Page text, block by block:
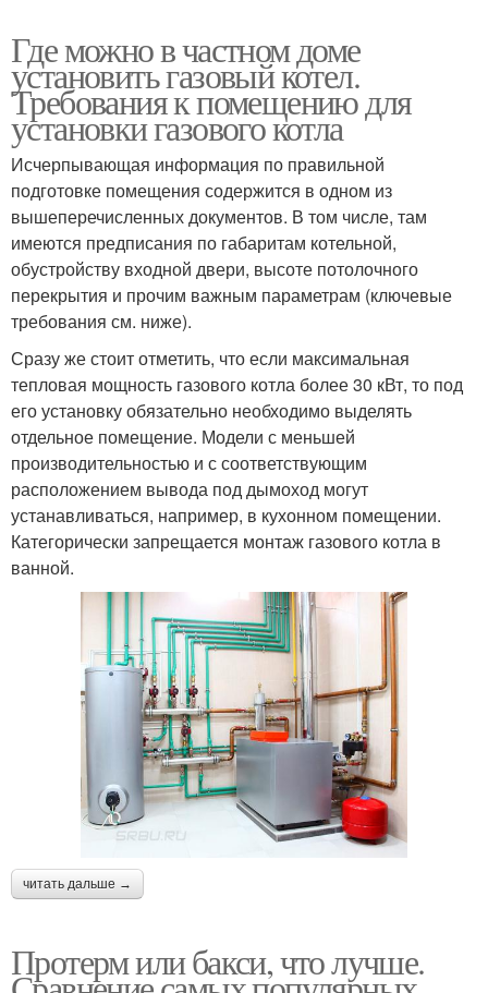
Где можно в частном доме
установить газовый котел.
Требования к помещению для
установки газового котла
Исчерпывающая информация по правильной
подготовке помещения содержится в одном из
вышеперечисленных документов. В том числе, там
имеются предписания по габаритам котельной,
обустройству входной двери, высоте потолочного
перекрытия и прочим важным параметрам (ключевые
требования см. ниже).
Сразу же стоит отметить, что если максимальная
тепловая мощность газового котла более 30 кВт, то под
его установку обязательно необходимо выделять
отдельное помещение. Модели с меньшей
производительностью и с соответствующим
расположением вывода под дымоход могут
устанавливаться, например, в кухонном помещении.
Категорически запрещается монтаж газового котла в
ванной.
читать дальше →
Протерм или бакси, что лучше.